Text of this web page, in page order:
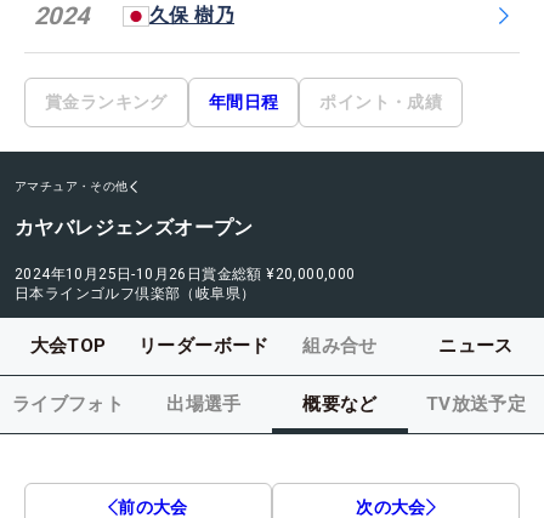
2024 久保 樹乃
賞金ランキング 年間日程 ポイント・成績
アマチュア・その他
カヤバレジェンズオープン
2024年10月25日-10月26日賞金総額 ¥20,000,000
日本ラインゴルフ倶楽部（岐阜県）
大会TOP リーダーボード 組み合せ ニュース
ライブフォト 出場選手 概要など TV放送予定
前の大会 次の大会